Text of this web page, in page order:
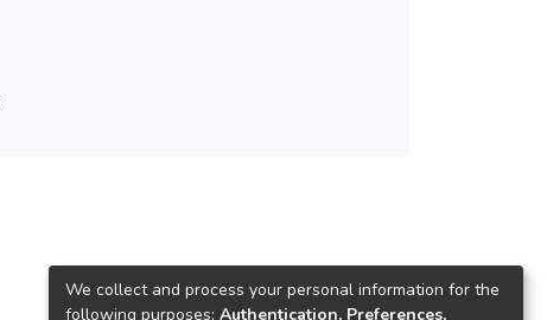
We collect and process your personal information for the
following purposes: Authentication, Preferences,